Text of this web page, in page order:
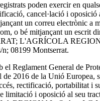
poden exercir en
cancel·lació i oposició
un correu electrònic a
o bé mitjançant un escrit
L'AGRÍCOLA
n; 08199 Montserrat.
el Reglament General de
de 2016 de la Unió Europea,
rectificació, portabilitat i
limitació i oposició al seu